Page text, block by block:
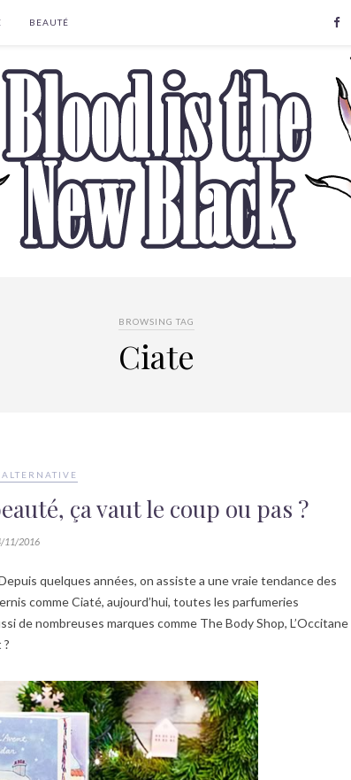
BEAUTÉ
BROWSING TAG
Ciate
ça vaut le coup ou pas ?
11/2016
quelques années, on assiste a une vraie tendance des
comme Ciaté, aujourd’hui, toutes les parfumeries
de nombreuses marques comme The Body Shop, L’Occitane